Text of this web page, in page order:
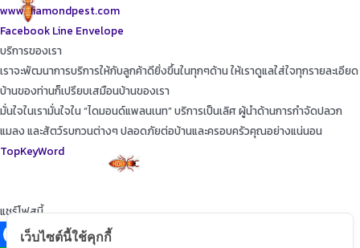
www.diamondpest.com
Facebook Line Envelope
บริการของเรา
เราจะพัฒนาการบริการให้กับลูกค้าดียิ่งขึ้นในทุกๆด้าน ให้เราดูแลใส่ใจทุกรายละเอียด
บ้านของท่านก็เปรียบเสมือนบ้านของเรา
มั่นใจในเรามั่นใจใน “ไดมอนด์แพลนเนท” บริการเป็นเลิศ ผู้นำด้านการกำจัดปลวก
แมลง และสัตว์รบกวนต่างๆ ปลอดภัยต่อบ้านและครอบครัวคุณอย่างแน่นอน
TopKeyWord
แชร์โฟสนี้
เว็บไซต์นี้ใช้คุกกี้